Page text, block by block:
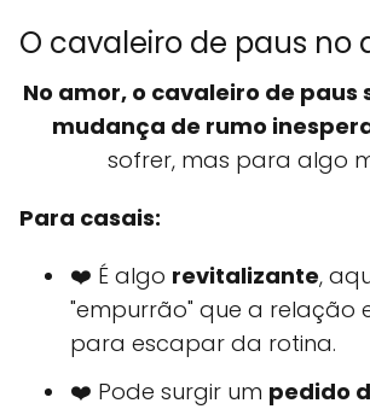
O cavaleiro de paus no
No amor, o cavaleiro de paus
mudança de rumo
sofrer, mas para algo
Para casais:
❤️ É algo revitalizante,
"empurrão" que a relação
para escapar da rotina.
❤️ Pode surgir um pedido